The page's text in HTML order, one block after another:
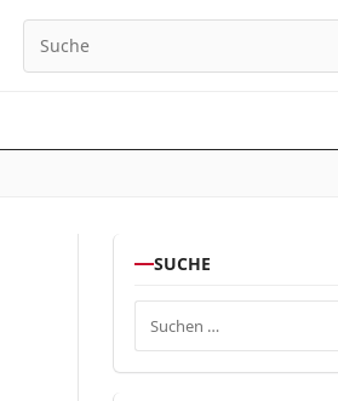
Search for:
SUCHE
Suchen nach: